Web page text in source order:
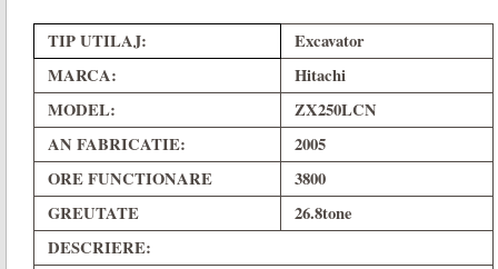
TIP UTILAJ:
Excavator
MARCA:
Hitachi
MODEL:
ZX250LCN
AN FABRICATIE:
2005
ORE FUNCTIONARE
3800
GREUTATE
26.8tone
DESCRIERE: